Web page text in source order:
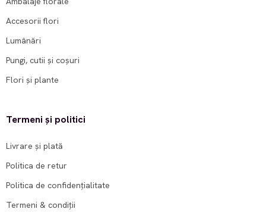
Accesorii flori
Lumânări
Pungi, cutii și coșuri
Flori și plante
Termeni și politici
Livrare și plată
Politica de retur
Politica de confidențialitate
Termeni & condiții